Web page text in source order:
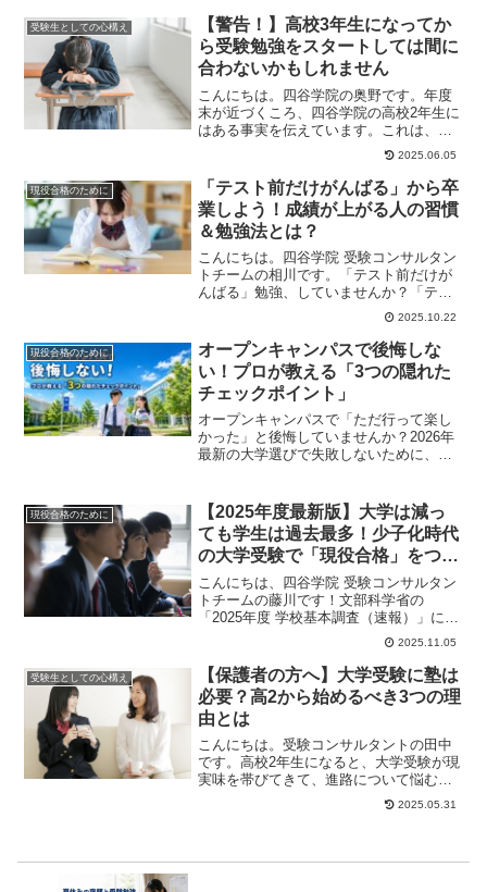
受験生としての心構え
【警告！】高校3年生になってか
ら受験勉強をスタートしては間に
合わないかもしれません
こんにちは。四谷学院の奥野です。年度
末が近づくころ、四谷学院の高校2年生に
はある事実を伝えています。これは、非
常に重要な内容ですが、気が付かない生
2025.06.05
現役合格のために
「テスト前だけがんばる」から卒
業しよう！成績が上がる人の習慣
＆勉強法とは？
こんにちは。四谷学院 受験コンサルタン
トチームの相川です。「テスト前だけが
んばる」勉強、していませんか？「テス
ト直前にならないとやる気が出ない」
2025.10.22
現役合格のために
オープンキャンパスで後悔しな
い！プロが教える「3つの隠れた
チェックポイント」
オープンキャンパスで「ただ行って楽し
かった」と後悔していませんか？2026年
最新の大学選びで失敗しないために、プ
徹底解説。通学路や在学生のリアルな雰
囲気など、本当に見るべきポイントがわ
かります。
現役合格のために
【2025年度最新版】大学は減っ
ても学生は過去最多！少子化時代
の大学受験で「現役合格」をつか
むには？
こんにちは、四谷学院 受験コンサルタン
トチームの藤川です！文部科学省の
「2025年度 学校基本調査（速報）」によ
ると、大学の数は減少を続ける一方で、
2025.11.05
受験生としての心構え
【保護者の方へ】大学受験に塾は
必要？高2から始めるべき3つの理
由とは
こんにちは。受験コンサルタントの田中
です。高校2年生になると、大学受験が現
実味を帯びてきて、進路について悩む生
徒が増える時期です。お子さまから「塾
2025.05.31